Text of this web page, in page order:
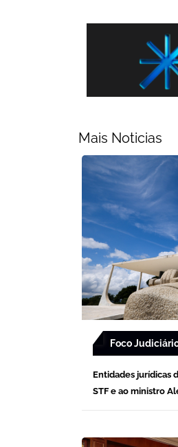
Mais Noticias
Foco
Entidades jurídicas
STF e ao ministro